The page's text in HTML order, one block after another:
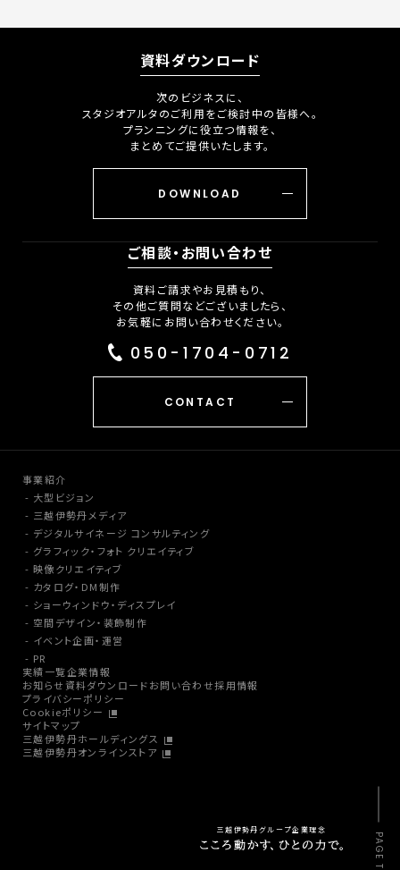
資料ダウンロード
次のビジネスに、
スタジオアルタのご利用をご検討中の皆様へ。
プランニングに役立つ情報を、
まとめてご提供いたします。
DOWNLOAD
ご相談・お問い合わせ
資料ご請求やお見積もり、
その他ご質問などございましたら、
お気軽にお問い合わせください。
050-1704-0712
CONTACT
事業紹介
大型ビジョン
三越伊勢丹メディア
デジタルサイネージ コンサルティング
グラフィック・フォト クリエイティブ
映像クリエイティブ
カタログ・DM制作
ショーウィンドウ・ディスプレイ
空間デザイン・装飾制作
イベント企画・運営
PR
実績一覧企業情報
お知らせ 資料ダウンロードお問い合わせ採用情報
プライバシーポリシー
Cookieポリシー
サイトマップ
三越伊勢丹ホールディングス
三越伊勢丹オンラインストア
三越伊勢丹グループ企業理念
PAGE TOP